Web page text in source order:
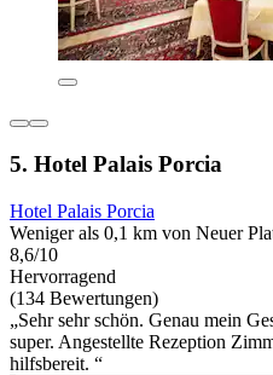
5. Hotel Palais Porcia
Hotel Palais Porcia
Weniger als 0,1 km von Neuer
8,6/10
Hervorragend
(134 Bewertungen)
„Sehr sehr schön. Genau mein
super. Angestellte Rezeption
hilfsbereit. “